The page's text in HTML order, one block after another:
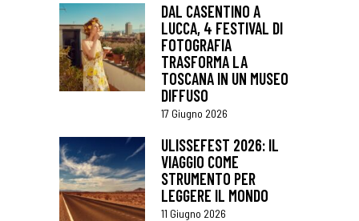
DAL CASENTINO A
LUCCA, 4 FESTIVAL DI
FOTOGRAFIA
TRASFORMA LA
TOSCANA IN UN MUSEO
DIFFUSO
17 Giugno 2026
ULISSEFEST 2026: IL
VIAGGIO COME
STRUMENTO PER
LEGGERE IL MONDO
11 Giugno 2026